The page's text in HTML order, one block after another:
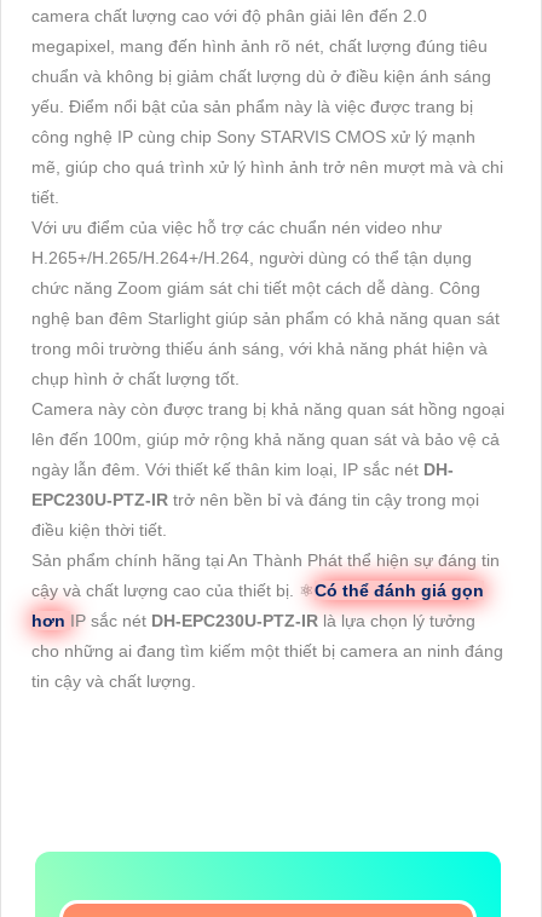
camera chất lượng cao với độ phân giải lên đến 2.0
megapixel, mang đến hình ảnh rõ nét, chất lượng đúng tiêu
chuẩn và không bị giảm chất lượng dù ở điều kiện ánh sáng
yếu. Điểm nổi bật của sản phẩm này là việc được trang bị
công nghệ IP cùng chip Sony STARVIS CMOS xử lý mạnh
mẽ, giúp cho quá trình xử lý hình ảnh trở nên mượt mà và chi
tiết.
Với ưu điểm của việc hỗ trợ các chuẩn nén video như
H.265+/H.265/H.264+/H.264, người dùng có thể tận dụng
chức năng Zoom giám sát chi tiết một cách dễ dàng. Công
nghệ ban đêm Starlight giúp sản phẩm có khả năng quan sát
trong môi trường thiếu ánh sáng, với khả năng phát hiện và
chụp hình ở chất lượng tốt.
Camera này còn được trang bị khả năng quan sát hồng ngoại
lên đến 100m, giúp mở rộng khả năng quan sát và bảo vệ cả
ngày lẫn đêm. Với thiết kế thân kim loại, IP sắc nét DH-
EPC230U-PTZ-IR trở nên bền bỉ và đáng tin cậy trong mọi
điều kiện thời tiết.
Sản phẩm chính hãng tại An Thành Phát thể hiện sự đáng tin
cậy và chất lượng cao của thiết bị. ⚛️Có thể đánh giá gọn
hơn IP sắc nét DH-EPC230U-PTZ-IR là lựa chọn lý tưởng
cho những ai đang tìm kiếm một thiết bị camera an ninh đáng
tin cậy và chất lượng.